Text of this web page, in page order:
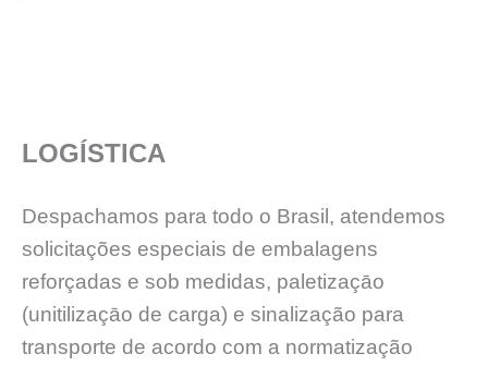
LOGÍSTICA
Despachamos para todo o Brasil, atendemos
solicitações especiais de embalagens
reforçadas e sob medidas, paletizaçāo
(unitilizaçāo de carga) e sinalização para
transporte de acordo com a normatização